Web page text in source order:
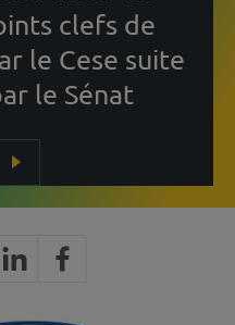
clefs de
le Cese suite
le Sénat